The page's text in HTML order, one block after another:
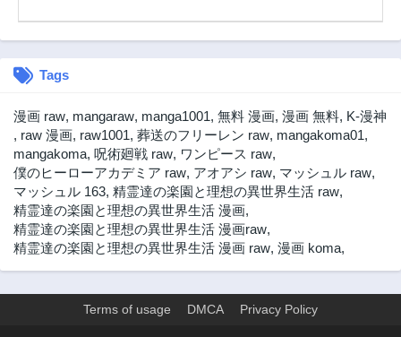
第30話
第28話
3年前
第27話
3年前
第26話
3年前
第25話
3年前
第24.5話
3年前
第24話
3年前
第20話
Tags
漫画 raw, mangaraw, manga1001, 無料 漫画, 漫画 無料, K-漫神
, raw 漫画, raw1001, 葬送のフリーレン raw, mangakoma01,
mangakoma, 呪術廻戦 raw, ワンピース raw,
僕のヒーローアカデミア raw, アオアシ raw, マッシュル raw,
マッシュル 163, 精霊達の楽園と理想の異世界生活 raw,
精霊達の楽園と理想の異世界生活 漫画,
精霊達の楽園と理想の異世界生活 漫画raw,
精霊達の楽園と理想の異世界生活 漫画 raw, 漫画 koma,
Terms of usage DMCA Privacy Policy